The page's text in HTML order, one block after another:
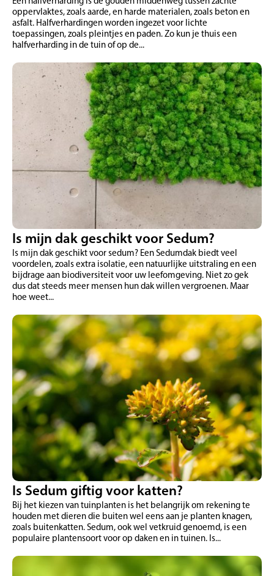
oppervlaktes, zoals aarde, en harde materialen, zoals beton en
asfalt. Halfverhardingen worden ingezet voor lichte
toepassingen, zoals pleintjes en paden. Zo kun je thuis een
halfverharding in de tuin of op de...
Is mijn dak geschikt voor Sedum?
Is mijn dak geschikt voor sedum? Een Sedumdak biedt veel
voordelen, zoals extra isolatie, een natuurlijke uitstraling en een
bijdrage aan biodiversiteit voor uw leefomgeving. Niet zo gek
dus dat steeds meer mensen hun dak willen vergroenen. Maar
hoe weet...
Is Sedum giftig voor katten?
Bij het kiezen van tuinplanten is het belangrijk om rekening te
houden met dieren die buiten wel eens aan je planten knagen,
zoals buitenkatten. Sedum, ook wel vetkruid genoemd, is een
populaire plantensoort voor op daken en in tuinen. Is...